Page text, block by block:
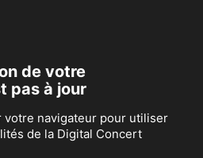
de votre
pas à jour
votre navigateur pour utiliser
de la Digital Concert